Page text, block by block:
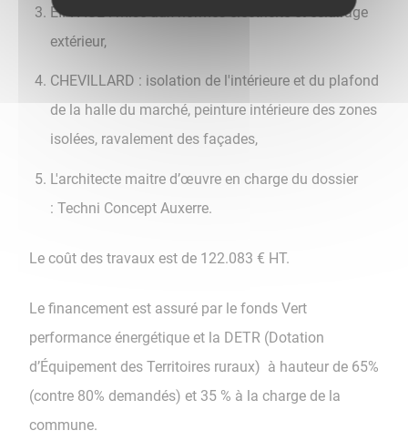
EIFFAGE : mise aux normes électricité et éclairage
extérieur,
CHEVILLARD : isolation de l'intérieure et du plafond
de la halle du marché, peinture intérieure des zones
isolées, ravalement des façades,
L'architecte maitre d’œuvre en charge du dossier
: Techni Concept Auxerre.
​​​​​​​Le coût des travaux est de 122.083 € HT.
Le financement est assuré par le fonds Vert
performance énergétique et la DETR (Dotation
d’Équipement des Territoires ruraux) à hauteur de 65%
(contre 80% demandés) et 35 % à la charge de la
commune.